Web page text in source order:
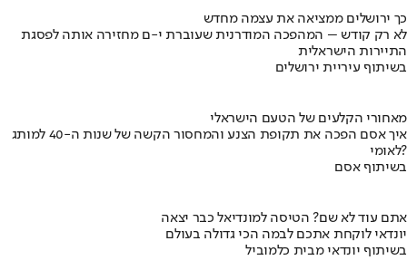
כך ירושלים ממציאה את עצמה מחדש
לא רק קודש – המהפכה המודרנית שעוברת י-ם מחזירה אותה לפסגת
התיירות הישראלית
בשיתוף עיריית ירושלים
מאחורי הקלעים של הטעם הישראלי
איך אסם הפכה את תקופת הצנע והמחסור הקשה של שנות ה-40 למותג
לאומי?
בשיתוף אסם
אתם עוד לא שם? הטיסה למונדיאל כבר יצאה
יונדאי לוקחת אתכם לבמה הכי גדולה בעולם
בשיתוף יונדאי מבית כלמוביל